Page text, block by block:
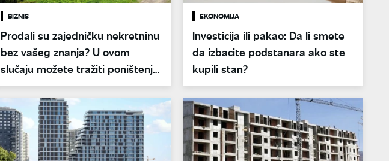
BIZNIS
Prodali su zajedničku nekretninu
bez vašeg znanja? U ovom
slučaju možete tražiti poništenje
ugovora
EKONOMIJA
Investicija ili pakao: Da li smete
da izbacite podstanara ako ste
kupili stan?